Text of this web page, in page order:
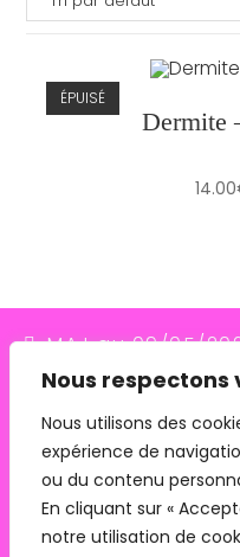
Nous respectons
Nous utilisons des
expérience de
ou du contenu
En cliquant sur «
notre utilisation de
MAJ au 09/05/
plus le
redressement
n'assurent plus
07/05/26). Pour
remise en main
ÉPUISÉ
Dermite
14.00